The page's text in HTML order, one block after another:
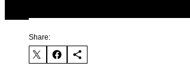
Share: